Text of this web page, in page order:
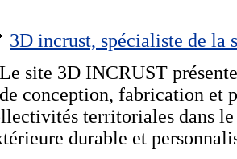
3D incrust, spécialiste de la
Le site 3D INCRUST
de conception, fabrication et
territoriales dans le
durable et